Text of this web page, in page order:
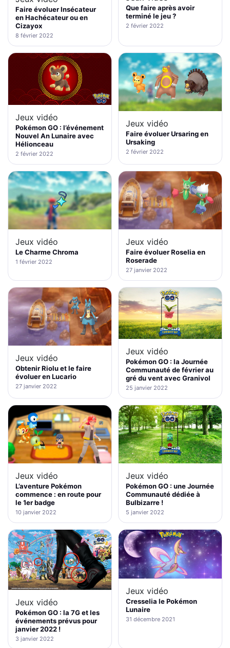
Faire évoluer Insécateur
en Hachécateur ou en
Cizayox
8 février 2022
Que faire après avoir
terminé le jeu ?
2 février 2022
Jeux vidéo
Pokémon GO : l’événement
Nouvel An Lunaire avec
Hélionceau
2 février 2022
Jeux vidéo
Faire évoluer Ursaring en
Ursaking
2 février 2022
Jeux vidéo
Le Charme Chroma
1 février 2022
Jeux vidéo
Faire évoluer Roselia en
Roserade
27 janvier 2022
Jeux vidéo
Obtenir Riolu et le faire
évoluer en Lucario
27 janvier 2022
Jeux vidéo
Pokémon GO : la Journée
Communauté de février au
gré du vent avec Granivol
25 janvier 2022
Jeux vidéo
L’aventure Pokémon
commence : en route pour
le 1er badge
10 janvier 2022
Jeux vidéo
Pokémon GO : une Journée
Communauté dédiée à
Bulbizarre !
5 janvier 2022
Jeux vidéo
Pokémon GO : la 7G et les
événements prévus pour
janvier 2022 !
3 janvier 2022
Jeux vidéo
Cresselia le Pokémon
Lunaire
31 décembre 2021